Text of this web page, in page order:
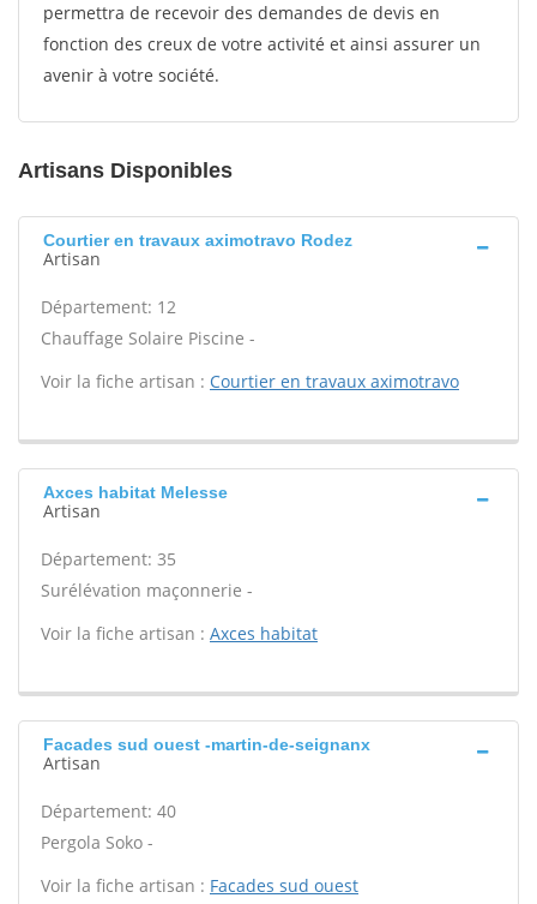
permettra de recevoir des demandes de devis en
fonction des creux de votre activité et ainsi assurer un
avenir à votre société.
Artisans Disponibles
Courtier en travaux aximotravo Rodez
Artisan
Département: 12
Chauffage Solaire Piscine -
Voir la fiche artisan : Courtier en travaux aximotravo
Axces habitat Melesse
Artisan
Département: 35
Surélévation maçonnerie -
Voir la fiche artisan : Axces habitat
Facades sud ouest -martin-de-seignanx
Artisan
Département: 40
Pergola Soko -
Voir la fiche artisan : Facades sud ouest